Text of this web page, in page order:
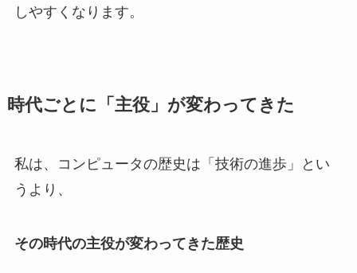
しやすくなります。
時代ごとに「主役」が変わってきた
私は、コンピュータの歴史は「技術の進歩」とい
うより、
その時代の主役が変わってきた歴史